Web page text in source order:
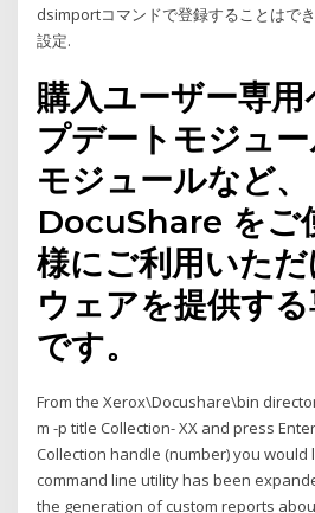
dsimportコマンドで登録することはで
設定.
購入ユーザー専用
プデートモジュ
モジュールなど、
DocuShare をご
様にご利用いた
ウェアを提供す
です。
From the Xerox\Docushare\bin
m -p title Collection- XX and press
Collection handle (number) you
command line utility has been
the generation of custom reports